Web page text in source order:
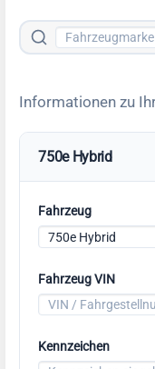
Informationen zu
750e Hybrid
Fahrzeug
Fahrzeug VIN
Kennzeichen